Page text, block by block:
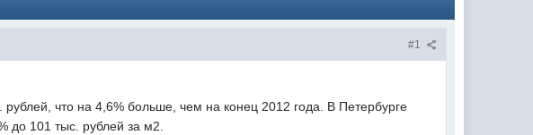
#1
что на 4,6% больше, чем на конец 2012 года. В Петербурге
до 101 тыс. рублей за м2.